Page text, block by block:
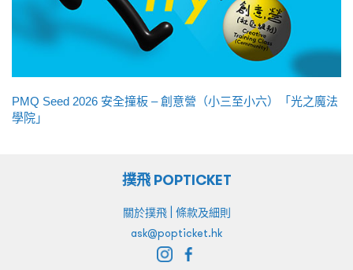
PMQ Seed 2026 安全撞板 – 創意營（小三至小六）「光之魔法
學院」
撲飛 POPTICKET
關於撲飛| 條款及細則
ask@popticket.hk